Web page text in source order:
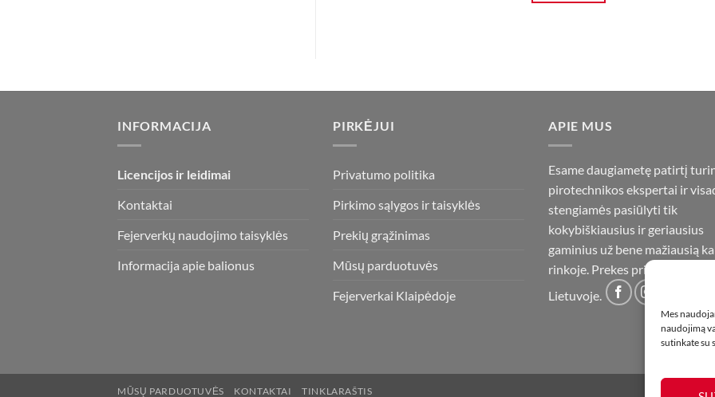
Mes
naudojimą
sutinkate su
INFORMACIJA
Licencijos ir leidimai
Kontaktai
Fejerverkų naudojimo taisyklės
Informacija apie balionus
PIRKĖJUI
Privatumo politika
Pirkimo sąlygos ir taisyklės
Prekių grąžinimas
Mūsų parduotuvės
Fejerverkai Klaipėdoje
APIE MUS
Esame daugiametę patirtį
pirotechnikos ekspertai ir
stengiamės pasiūlyti tik
kokybiškiausius ir geriausius
gaminius už bene mažiausią
rinkoje. Prekes pristatome
Lietuvoje.
MŪSŲ PARDUOTUVĖS KONTAKTAI TINKLARAŠTIS